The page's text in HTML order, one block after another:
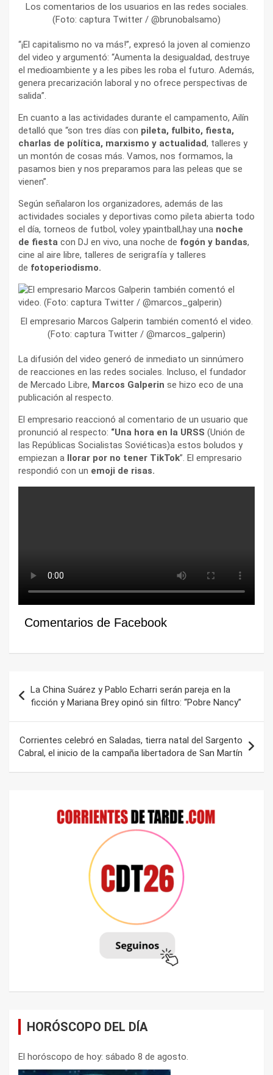
Los comentarios de los usuarios en las redes sociales.
(Foto: captura Twitter / @brunobalsamo)
“¡El capitalismo no va más!”, expresó la joven al comienzo
del video y argumentó: “Aumenta la desigualdad, destruye
el medioambiente y a les pibes les roba el futuro. Además,
genera precarización laboral y no ofrece perspectivas de
salida”.
En cuanto a las actividades durante el campamento, Ailín
detalló que “son tres días con pileta, fulbito, fiesta,
charlas de política, marxismo y actualidad, talleres y
un montón de cosas más. Vamos, nos formamos, la
pasamos bien y nos preparamos para las peleas que se
vienen”.
Según señalaron los organizadores, además de las
actividades sociales y deportivas como pileta abierta todo
el día, torneos de futbol, voley ypaintball,hay una noche
de fiesta con DJ en vivo, una noche de fogón y bandas,
cine al aire libre, talleres de serigrafía y talleres
de fotoperiodismo.
El empresario Marcos Galperin también comentó el video.
(Foto: captura Twitter / @marcos_galperin)
La difusión del video generó de inmediato un sinnúmero
de reacciones en las redes sociales. Incluso, el fundador
de Mercado Libre, Marcos Galperin se hizo eco de una
publicación al respecto.
El empresario reaccionó al comentario de un usuario que
pronunció al respecto: “Una hora en la URSS (Unión de
las Repúblicas Socialistas Soviéticas)a estos boludos y
empiezan a llorar por no tener TikTok”. El empresario
respondió con un emoji de risas.
Comentarios de Facebook
de
entradas
La China Suárez y Pablo Echarri serán pareja en la
ficción y Mariana Brey opinó sin filtro: “Pobre Nancy”
Corrientes celebró en Saladas, tierra natal del Sargento
Cabral, el inicio de la campaña libertadora de San Martín
HORÓSCOPO DEL DÍA
El horóscopo de hoy: sábado 8 de agosto.